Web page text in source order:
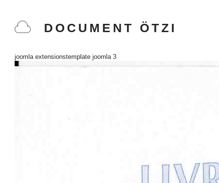
DOCUMENT ÖTZI
joomla extensionstemplate joomla 3